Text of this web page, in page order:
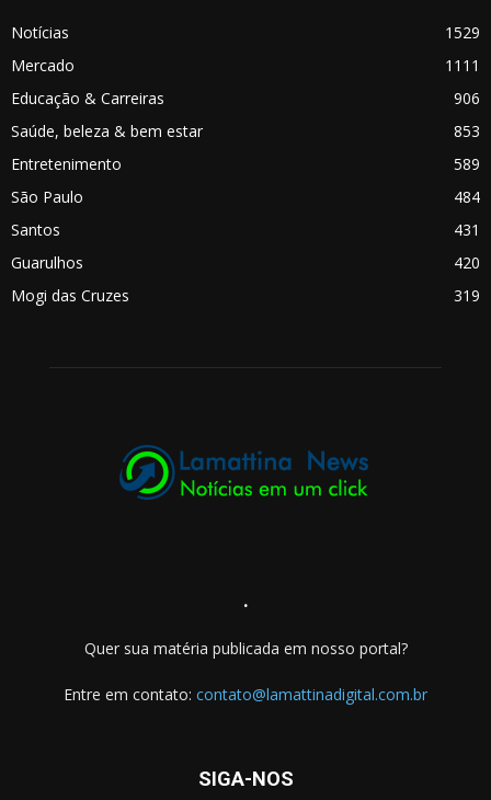
Notícias
1529
Mercado
1111
Educação & Carreiras
906
Saúde, beleza & bem estar
853
Entretenimento
589
São Paulo
484
Santos
431
Guarulhos
420
Mogi das Cruzes
319
.
Quer sua matéria publicada em nosso portal?
Entre em contato: contato@lamattinadigital.com.br
SIGA-NOS